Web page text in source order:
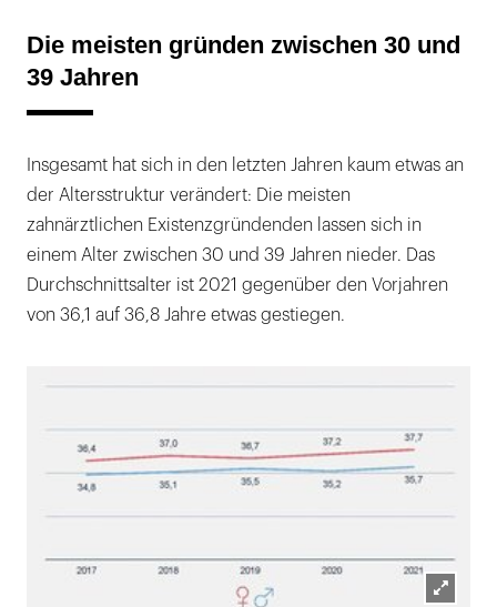
Die meisten gründen zwischen 30 und
39 Jahren
Insgesamt hat sich in den letzten Jahren kaum etwas an
der Altersstruktur verändert: Die meisten
zahnärztlichen Existenzgründenden lassen sich in
einem Alter zwischen 30 und 39 Jahren nieder. Das
Durchschnittsalter ist 2021 gegenüber den Vorjahren
von 36,1 auf 36,8 Jahre etwas gestiegen.